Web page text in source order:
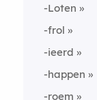
-Loten
-frol
-ieerd
-happen
-roem